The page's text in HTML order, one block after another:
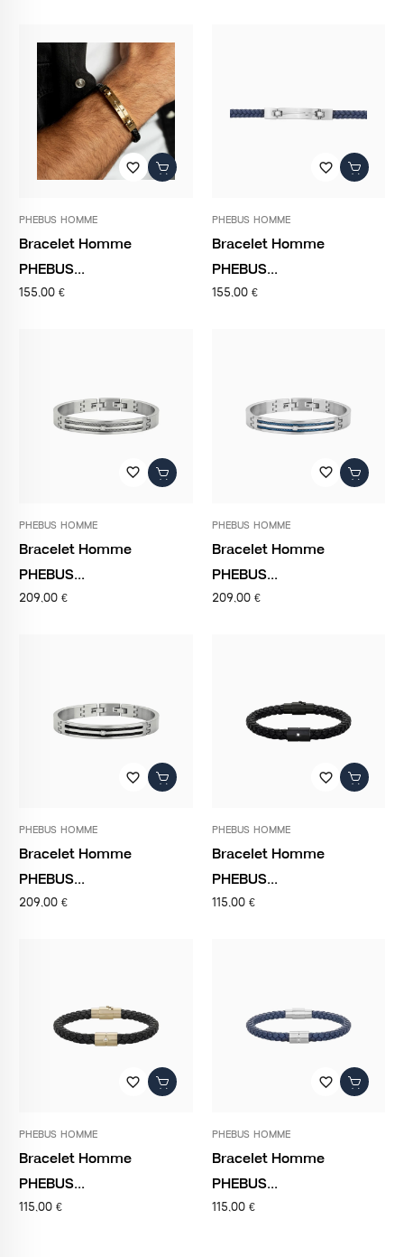
favorite_border
PHEBUS HOMME
Bracelet Homme
PHEBUS...
155,00 €
favorite_border
PHEBUS HOMME
Bracelet Homme
PHEBUS...
155,00 €
favorite_border
PHEBUS HOMME
Bracelet Homme
PHEBUS...
209,00 €
favorite_border
PHEBUS HOMME
Bracelet Homme
PHEBUS...
209,00 €
favorite_border
PHEBUS HOMME
Bracelet Homme
PHEBUS...
209,00 €
favorite_border
PHEBUS HOMME
Bracelet Homme
PHEBUS...
115,00 €
favorite_border
PHEBUS HOMME
Bracelet Homme
PHEBUS...
115,00 €
favorite_border
PHEBUS HOMME
Bracelet Homme
PHEBUS...
115,00 €